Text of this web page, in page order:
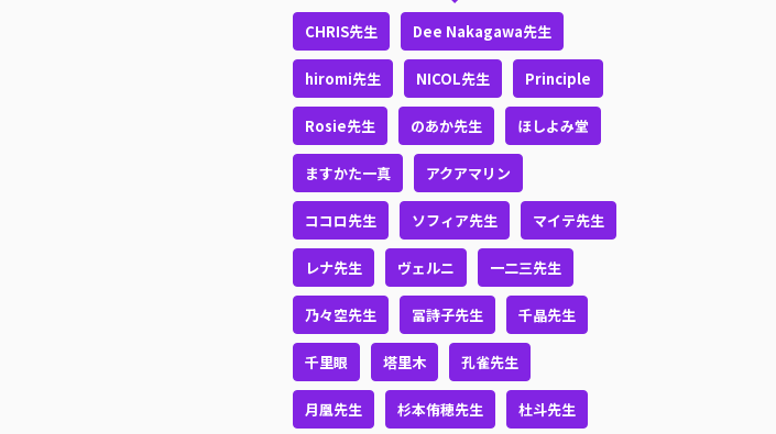
CHRIS先生 Dee Nakagawa先生
hiromi先生 NICOL先生 Principle
Rosie先生 のあか先生 ほしよみ堂
ますかた一真 アクアマリン
ココロ先生 ソフィア先生 マイテ先生
レナ先生 ヴェルニ 一二三先生
乃々空先生 冨詩子先生 千晶先生
千里眼 塔里木 孔雀先生
月凰先生 杉本侑穂先生 杜斗先生